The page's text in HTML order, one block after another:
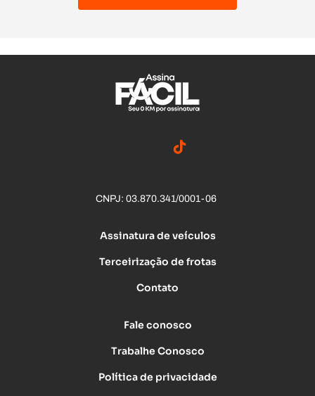
CNPJ: 03.870.341/0001-06
Assinatura de veículos
Terceirização de frotas
Contato
Fale conosco
Trabalhe Conosco
Política de privacidade